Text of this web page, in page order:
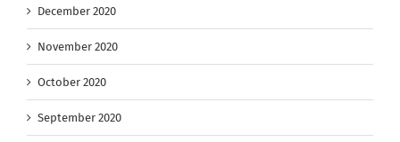
December 2020
November 2020
October 2020
September 2020